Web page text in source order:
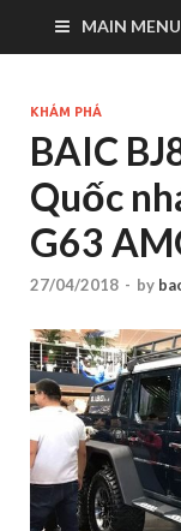
MAIN MENU
KHÁM PHÁ
BAIC
Quốc
G63
27/04/2018 - by